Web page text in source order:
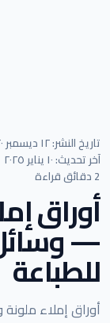
تاريخ النشر: ١٢ ديسمبر ٢٠٢٠
آخر تحديث: ١٠ يناير ٢٠٢٥
2 دقائق قراءة
أوراق
—
للطباعة
أوراق إملاء ملونة